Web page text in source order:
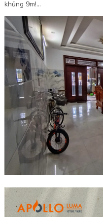
khủng 9m!...